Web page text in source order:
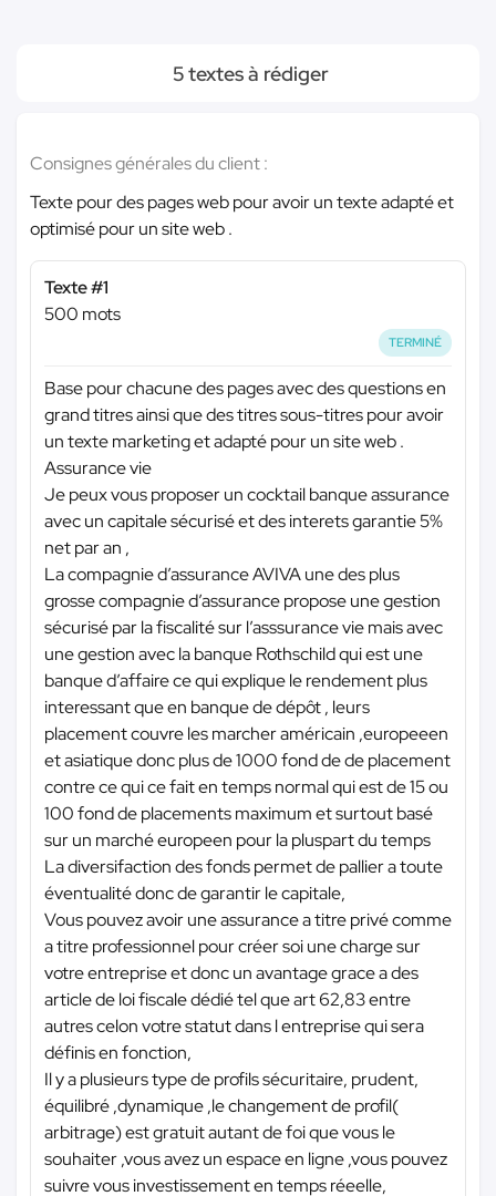
5 textes à rédiger
Consignes générales du client :
Texte pour des pages web pour avoir un texte adapté et
optimisé pour un site web .
Texte #1
500 mots
TERMINÉ
Base pour chacune des pages avec des questions en
grand titres ainsi que des titres sous-titres pour avoir
un texte marketing et adapté pour un site web .
Assurance vie
Je peux vous proposer un cocktail banque assurance
avec un capitale sécurisé et des interets garantie 5%
net par an ,
La compagnie d’assurance AVIVA une des plus
grosse compagnie d’assurance propose une gestion
sécurisé par la fiscalité sur l’asssurance vie mais avec
une gestion avec la banque Rothschild qui est une
banque d’affaire ce qui explique le rendement plus
interessant que en banque de dépôt , leurs
placement couvre les marcher américain ,europeeen
et asiatique donc plus de 1000 fond de de placement
contre ce qui ce fait en temps normal qui est de 15 ou
100 fond de placements maximum et surtout basé
sur un marché europeen pour la pluspart du temps
La diversifaction des fonds permet de pallier a toute
éventualité donc de garantir le capitale,
Vous pouvez avoir une assurance a titre privé comme
a titre professionnel pour créer soi une charge sur
votre entreprise et donc un avantage grace a des
article de loi fiscale dédié tel que art 62,83 entre
autres celon votre statut dans l entreprise qui sera
définis en fonction,
Il y a plusieurs type de profils sécuritaire, prudent,
équilibré ,dynamique ,le changement de profil(
arbitrage) est gratuit autant de foi que vous le
souhaiter ,vous avez un espace en ligne ,vous pouvez
suivre vous investissement en temps réeelle,